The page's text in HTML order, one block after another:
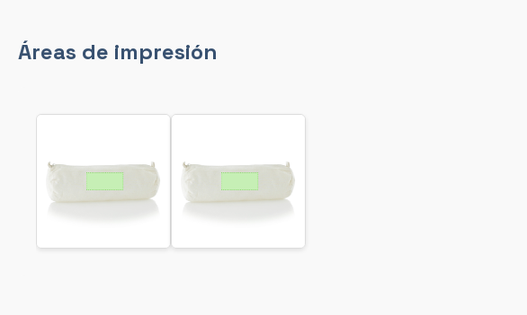
Áreas de impresión